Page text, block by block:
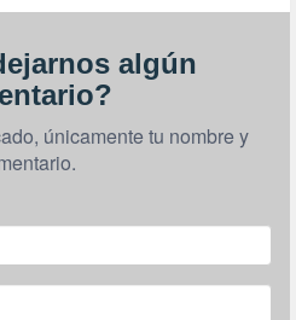
algún
únicamente tu nombre y